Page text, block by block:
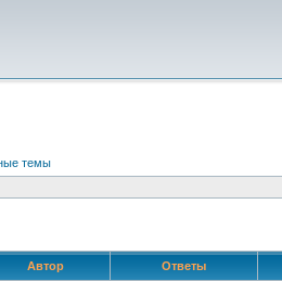
темы
Автор Ответы